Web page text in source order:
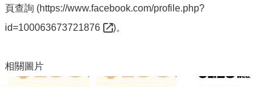
頁查詢 (https://www.facebook.com/profile.php?
id=100063673721876
)。
相關圖片